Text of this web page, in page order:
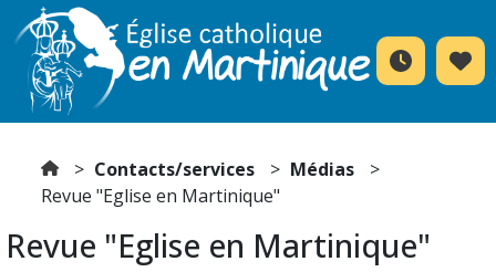
Contacts/services
Médias
Revue "Eglise en Martinique"
Revue "Eglise en Martinique"